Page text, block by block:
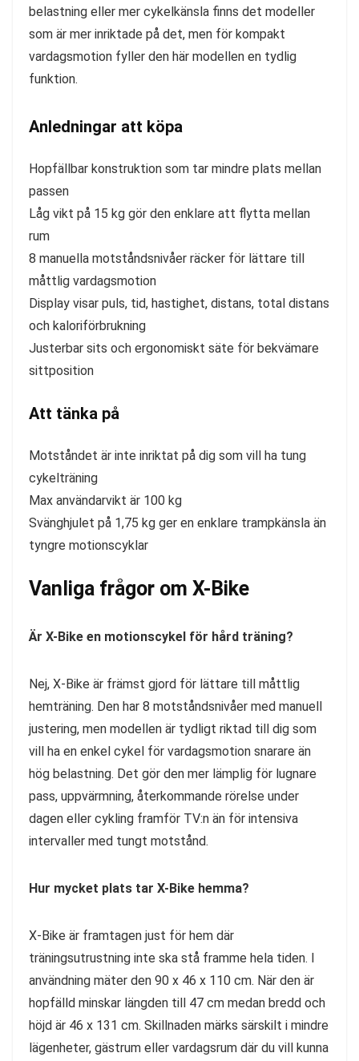
belastning eller mer cykelkänsla finns det modeller
som är mer inriktade på det, men för kompakt
vardagsmotion fyller den här modellen en tydlig
funktion.
Anledningar att köpa
Hopfällbar konstruktion som tar mindre plats mellan
passen
Låg vikt på 15 kg gör den enklare att flytta mellan
rum
8 manuella motståndsnivåer räcker för lättare till
måttlig vardagsmotion
Display visar puls, tid, hastighet, distans, total distans
och kaloriförbrukning
Justerbar sits och ergonomiskt säte för bekvämare
sittposition
Att tänka på
Motståndet är inte inriktat på dig som vill ha tung
cykelträning
Max användarvikt är 100 kg
Svänghjulet på 1,75 kg ger en enklare trampkänsla än
tyngre motionscyklar
Vanliga frågor om X-Bike
Är X-Bike en motionscykel för hård träning?
Nej, X-Bike är främst gjord för lättare till måttlig
hemträning. Den har 8 motståndsnivåer med manuell
justering, men modellen är tydligt riktad till dig som
vill ha en enkel cykel för vardagsmotion snarare än
hög belastning. Det gör den mer lämplig för lugnare
pass, uppvärmning, återkommande rörelse under
dagen eller cykling framför TV:n än för intensiva
intervaller med tungt motstånd.
Hur mycket plats tar X-Bike hemma?
X-Bike är framtagen just för hem där
träningsutrustning inte ska stå framme hela tiden. I
användning mäter den 90 x 46 x 110 cm. När den är
hopfälld minskar längden till 47 cm medan bredd och
höjd är 46 x 131 cm. Skillnaden märks särskilt i mindre
lägenheter, gästrum eller vardagsrum där du vill kunna